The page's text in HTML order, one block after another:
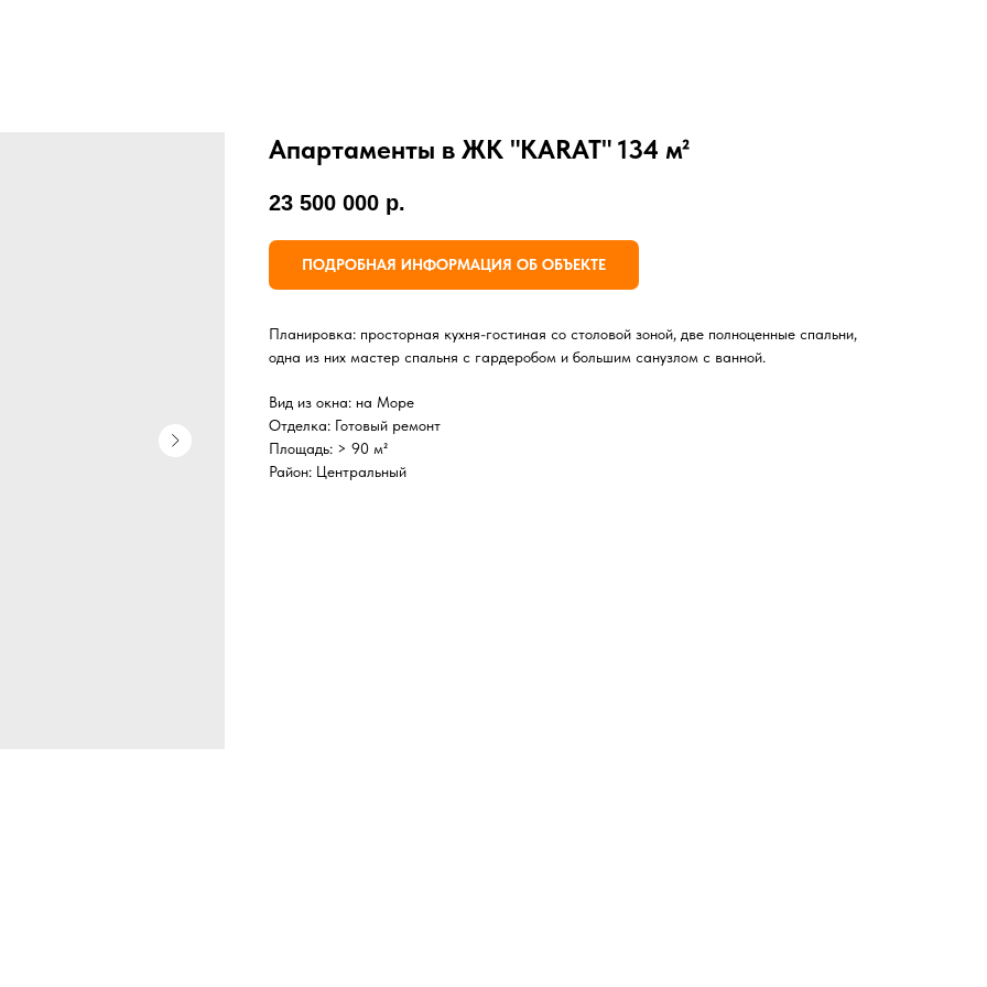
Апартаменты в ЖК "KARAT" 134 м²
23 500 000 р.
ПОДРОБНАЯ ИНФОРМАЦИЯ ОБ ОБЪЕКТЕ
Планировка: просторная кухня-гостиная со столовой зоной, две полноценные спальни,
одна из них мастер спальня с гардеробом и большим санузлом с ванной.
Вид из окна: на Море
Отделка: Готовый ремонт
Площадь: > 90 м²
Район: Центральный